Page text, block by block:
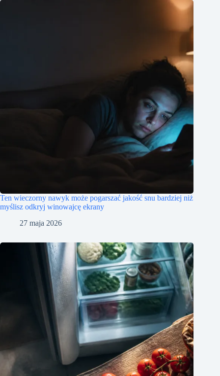
Ten wieczorny nawyk może pogarszać jakość snu bardziej niż
myślisz odkryj winowajcę ekrany
27 maja 2026